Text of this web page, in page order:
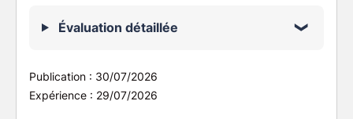
Évaluation détaillée
Publication : 30/07/2026
Expérience : 29/07/2026